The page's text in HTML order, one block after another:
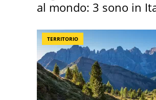
al mondo: 3 sono in
TERRITORIO